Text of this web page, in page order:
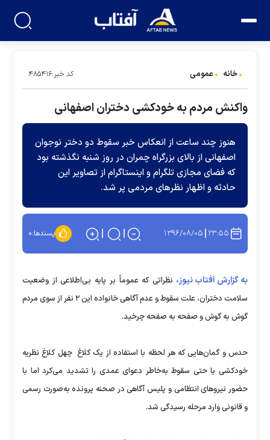
خانه عمومی کد خبر:۴۸۵۴۱۶
واکنش مردم به خودکشی دختران اصفهانی
هنوز چند ساعت از انعکاس خبر سقوط دو دختر نوجوان
اصفهانی از بالای بزرگراه چمران در روز شنبه نگذشته بود
که فضای مجازی تلگرام و اینستاگرام از تصاویر این
حادثه و اظهار نظرهای مردمی پر شد.
۲۳:۵۵ ۱۳۹۶/۰۸/۰۵ پسندها:۰
به گزارش آفتاب نیوز، نظراتی که عموماً بر پایه بی‌اطلاعی از وضعیت
سلامت دختران، علت سقوط و عدم آگاهی خانواده این ۲ نفر از سوی مردم
گوش به گوش و صفحه به صفحه چرخید.
حدس و گمان‌هایی که هر لحظه با استفاده از یک کلاغ چهل کلاغ نظریه
خودکشی یا حتی سقوط به‌خاطر دعوای عمدی را تشدید می‌کرد اما با
حضور نیروهای انتظامی و پلیس آگاهی در صحنه پرونده به‌صورت رسمی
و قانونی وارد مرحله رسیدگی شد.